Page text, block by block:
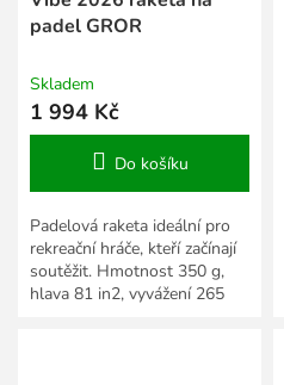
padel GROR
Skladem
1 994 Kč
Do košíku
Padelová raketa ideální pro
rekreační hráče, kteří začínají
soutěžit. Hmotnost 350 g,
hlava 81 in2, vyvážení 265